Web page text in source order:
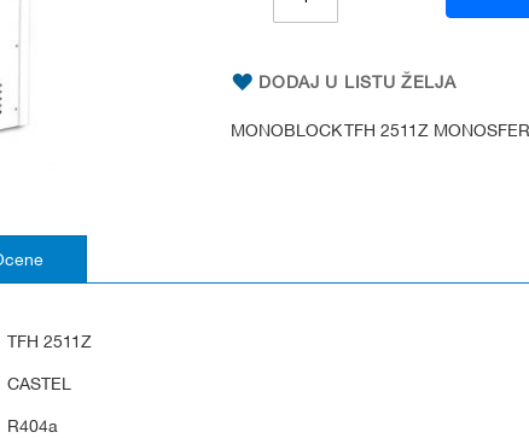
DODAJ U LISTU ŽELJA
MONOBLOCK TFH 2511Z
TFH 2511Z
CASTEL
R404a